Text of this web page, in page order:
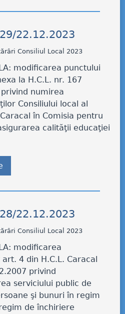
22.12.2023
Consiliul Local 2023
LA: modificarea punctului
la H.C.L. nr. 167
numirea
Consiliului local al
în Comisia pentru
calităţii educaţiei
22.12.2023
Consiliul Local 2023
modificarea
4 din H.C.L. Caracal
privind
serviciului public de
şi bunuri în regim
de închiriere